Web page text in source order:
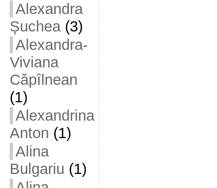
Alexandra
Șuchea(3)
Alexandra-
Viviana
Căpîlnean
(1)
Alexandrina
Anton (1)
Alina
Bulgariu (1)